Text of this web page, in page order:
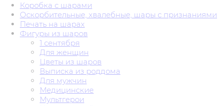
Коробка с шарами
Оскорбительные, хвалебные, шары с признаниями
Печать на шарах
Фигуры из шаров
1 сентября
Для женщин
Цветы из шаров
Выписка из роддома
Для мужчин
Медицинские
Мультгерои